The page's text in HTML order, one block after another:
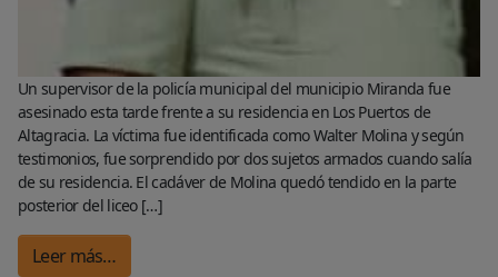
Un supervisor de la policía municipal del municipio Miranda fue
asesinado esta tarde frente a su residencia en Los Puertos de
Altagracia. La víctima fue identificada como Walter Molina y según
testimonios, fue sorprendido por dos sujetos armados cuando salía
de su residencia. El cadáver de Molina quedó tendido en la parte
posterior del liceo […]
Leer más…